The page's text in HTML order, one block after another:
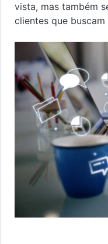
vista, mas também
clientes que buscam